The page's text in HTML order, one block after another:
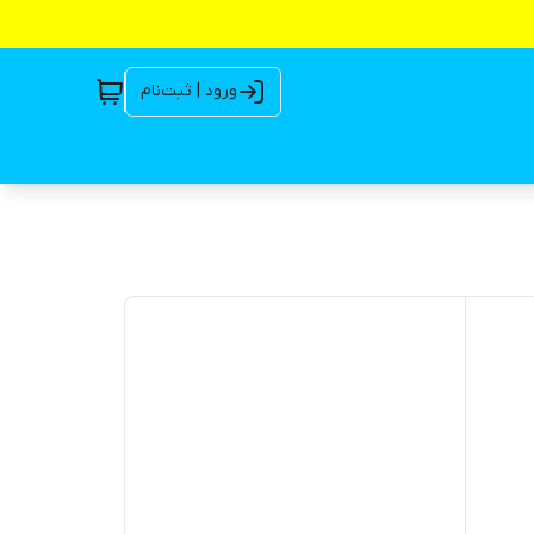
ورود | ثبت‌نام